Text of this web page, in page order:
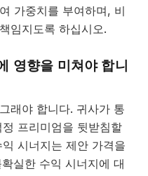
가중치를 부여하며, 비
임지도록 하십시오.
영향을 미쳐야 합니
래야 합니다. 귀사가 통
프리미엄을 뒷받침할
시너지는 제안 가격을
실한 수익 시너지에 대